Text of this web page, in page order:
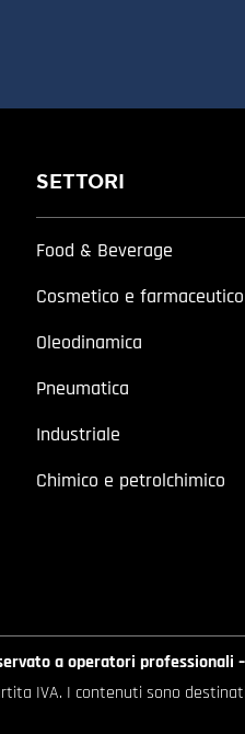
SETTORI
Food & Beverage
Cosmetico e farmaceutico
Oleodinamica
Pneumatica
Industriale
Chimico e petrolchimico
a operatori professionali
IVA. I contenuti sono